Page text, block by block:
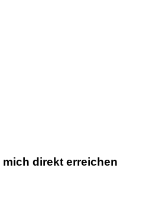
mich direkt erreichen